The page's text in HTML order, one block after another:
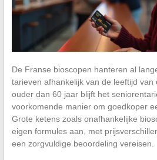
De Franse bioscopen hanteren al
tarieven afhankelijk van de leeftijd van
ouder dan 60 jaar blijft het
voorkomende manier om goedkoper
Grote ketens zoals onafhankelijke
eigen formules aan, met
een zorgvuldige beoordeling vereisen.